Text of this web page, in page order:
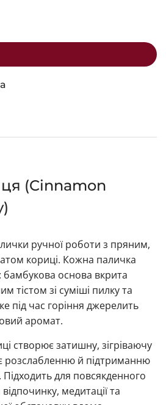
(Cinnamon
ручної роботи з пряним,
кориці. Кожна паличка
бамбукова основа вкрита
тістом зі суміші пилку та
під час горіння джерелить
аромат.
створює затишну, зігріваючу
розслабленню й підтриманню
для повсякденного
медитації та